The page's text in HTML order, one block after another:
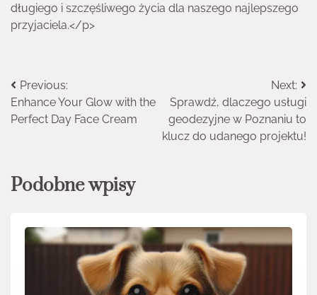
długiego i szczęśliwego życia dla naszego najlepszego
przyjaciela.</p>
Nawigacja
wpisu
Previous:
Enhance Your Glow with the
Perfect Day Face Cream
Next:
Sprawdź, dlaczego usługi
geodezyjne w Poznaniu to
klucz do udanego projektu!
Podobne wpisy